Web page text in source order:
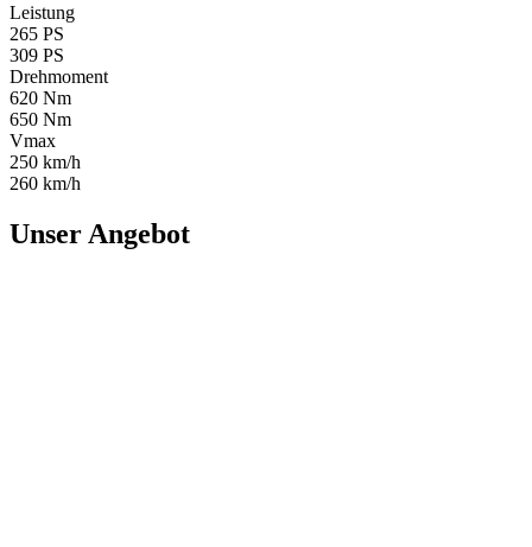
Leistung
265 PS
309 PS
Drehmoment
620 Nm
650 Nm
Vmax
250 km/h
260 km/h
Unser Angebot